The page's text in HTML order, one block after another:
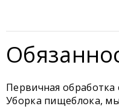
Первичная
Уборка пищеблока,